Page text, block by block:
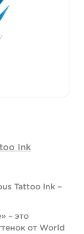
Ink
Tattoo Ink –
– это
от World